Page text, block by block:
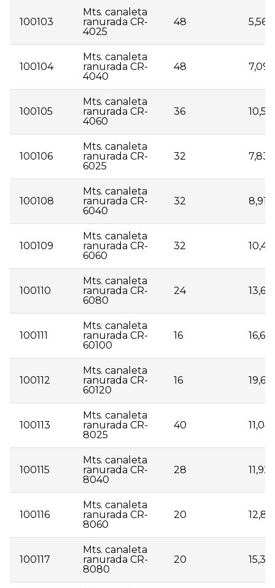
100103
Mts. canaleta
ranurada CR-
4025
48 5,56
100104
Mts. canaleta
ranurada CR-
4040
48 7,09
100105
Mts. canaleta
ranurada CR-
4060
36 10,57
100106
Mts. canaleta
ranurada CR-
6025
32 7,83
100108
Mts. canaleta
ranurada CR-
6040
32 8,91
100109
Mts. canaleta
ranurada CR-
6060
32 10,47
100110
Mts. canaleta
ranurada CR-
6080
24 13,69
100111
Mts. canaleta
ranurada CR-
60100
16 16,63
100112
Mts. canaleta
ranurada CR-
60120
16 19,64
100113
Mts. canaleta
ranurada CR-
8025
40 11,04
100115
Mts. canaleta
ranurada CR-
8040
28 11,92
100116
Mts. canaleta
ranurada CR-
8060
20 12,88
100117
Mts. canaleta
ranurada CR-
8080
20 15,38